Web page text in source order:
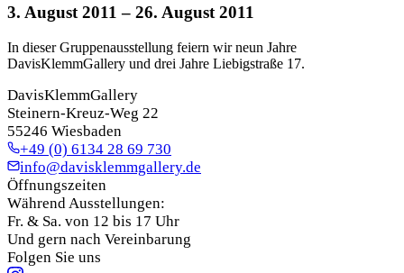
3. August 2011 – 26. August 2011
In dieser Gruppenausstellung feiern wir neun Jahre
DavisKlemmGallery und drei Jahre Liebigstraße 17.
DavisKlemmGallery
Steinern-Kreuz-Weg 22
55246 Wiesbaden
+49 (0) 6134 28 69 730
info@davisklemmgallery.de
Öffnungszeiten
Während Ausstellungen:
Fr. & Sa. von 12 bis 17 Uhr
Und gern nach Vereinbarung
Folgen Sie uns